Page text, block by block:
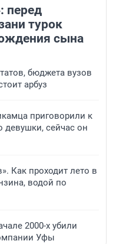
перед
турок
сына
бюджета вузов
арбуз
приговорили к
девушки, сейчас он
Как проходит лето в
водой по
2000-х убили
Уфы